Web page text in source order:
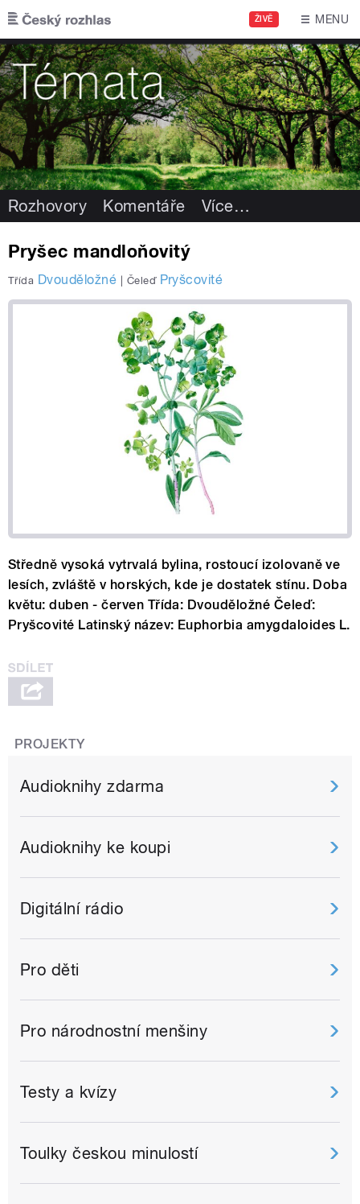
Přejít k hlavnímu obsahu
ŽIVĚ MENU
Rozhovory Komentáře Více…
Pryšec mandloňovitý
Třída Dvouděložné | Čeleď Pryšcovité
Středně vysoká vytrvalá bylina, rostoucí izolovaně ve
lesích, zvláště v horských, kde je dostatek stínu. Doba
květu: duben - červen Třída: Dvouděložné Čeleď:
Pryšcovité Latinský název: Euphorbia amygdaloides L.
PROJEKTY
Audioknihy zdarma
Audioknihy ke koupi
Digitální rádio
Pro děti
Pro národnostní menšiny
Testy a kvízy
Toulky českou minulostí